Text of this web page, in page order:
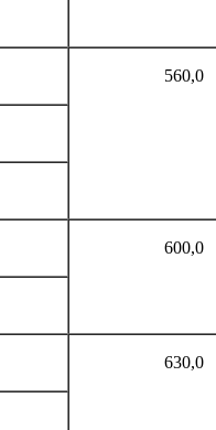
560,0
600,0
630,0